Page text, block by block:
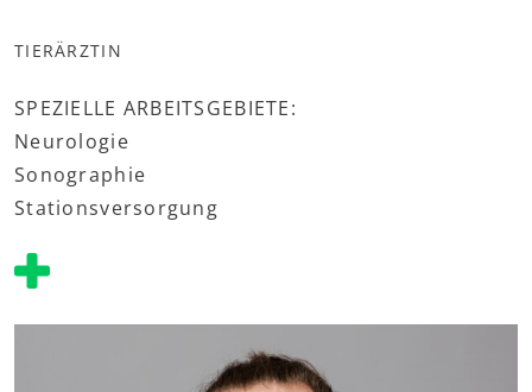
TIERÄRZTIN
SPEZIELLE ARBEITSGEBIETE:
Neurologie
Sonographie
Stationsversorgung